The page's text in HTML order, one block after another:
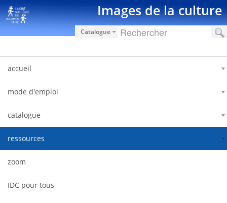
Skip to Content Images de la culture
Catalogue
accueil
mode d'emploi
catalogue
ressources
zoom
IDC pour tous